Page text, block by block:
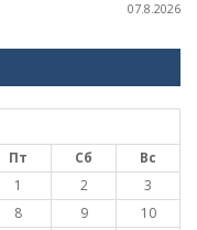
07.8.2026
Пт Сб
Вс
1
2
3
8 9
10